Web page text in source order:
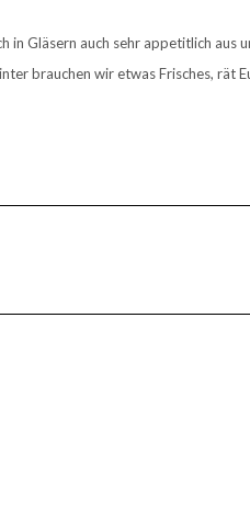
Gläsern auch sehr appetitlich aus
brauchen wir etwas Frisches, rät